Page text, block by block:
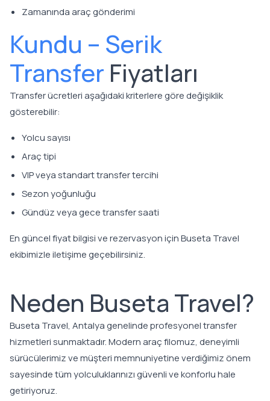
Zamanında araç gönderimi
Kundu – Serik
Transfer Fiyatları
Transfer ücretleri aşağıdaki kriterlere göre değişiklik
gösterebilir:
Yolcu sayısı
Araç tipi
VIP veya standart transfer tercihi
Sezon yoğunluğu
Gündüz veya gece transfer saati
En güncel fiyat bilgisi ve rezervasyon için Buseta Travel
ekibimizle iletişime geçebilirsiniz.
Neden Buseta Travel?
Buseta Travel, Antalya genelinde profesyonel transfer
hizmetleri sunmaktadır. Modern araç filomuz, deneyimli
sürücülerimiz ve müşteri memnuniyetine verdiğimiz önem
sayesinde tüm yolculuklarınızı güvenli ve konforlu hale
getiriyoruz.